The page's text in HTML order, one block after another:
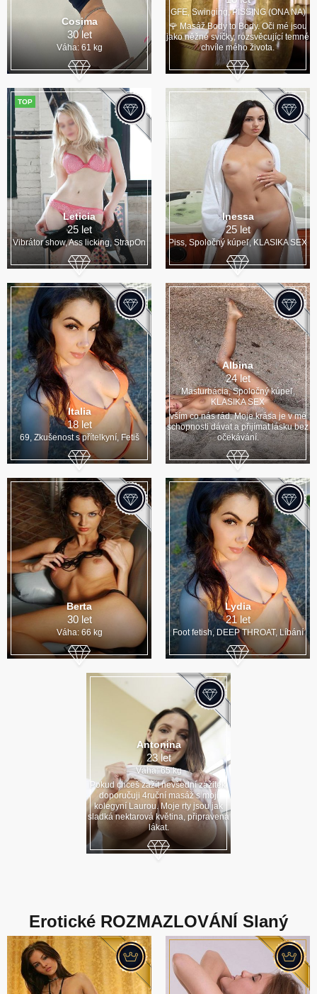
Cosima
30 let
Váha: 61 kg
GFE, Swinging, PISSING (ONA NA)
🌹 Masáž Body to Body. Oči mé jsou
jako něžné svíčky, rozsvěcující temné
chvíle mého života.
TOP
Leticia
25 let
Vibrátor show, Ass licking, StrapOn
Inessa
25 let
Piss, Spoločný kúpeľ, KLASIKA SEX
Italia
18 let
69, Zkušenost s přítelkyní, Fetiš
Albina
24 let
Masturbácia, Spoločný kúpeľ,
KLASIKA SEX
vším co nás rád. Moje krása je v mé
schopnosti dávat a přijímat lásku bez
očekávání.
Berta
30 let
Váha: 66 kg
Lydia
21 let
Foot fetish, DEEP THROAT, Líbání
Antonina
23 let
Váha: 65 kg
Pokud chceš zažít nevšední zážitek,
doporučuji 4ruční masáž s mojí
kolegyní Laurou. Moje rty jsou jak
sladká nektarová květina, připravená
lákat.
Erotické ROZMAZLOVÁNÍ Slaný